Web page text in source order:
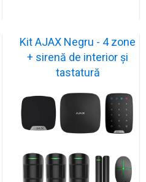
Kit AJAX Negru - 4 zone
+ sirenă de interior și
tastatură